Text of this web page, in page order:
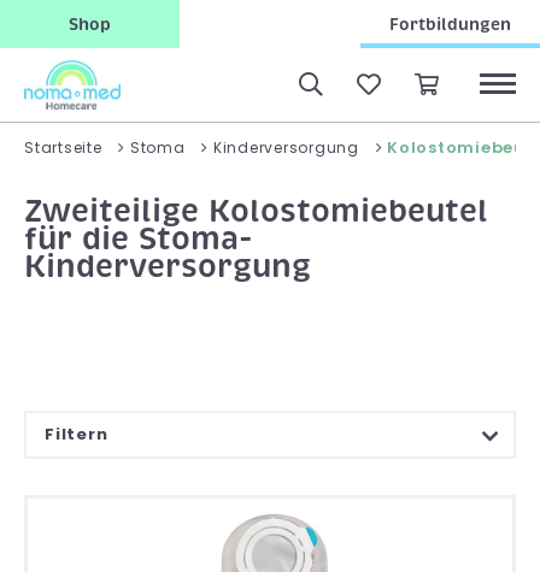
Shop Fortbildungen
Startseite Stoma Kinderversorgung
Zweiteilige Kolostomiebeutel
für die Stoma-
Kinderversorgung
Filtern